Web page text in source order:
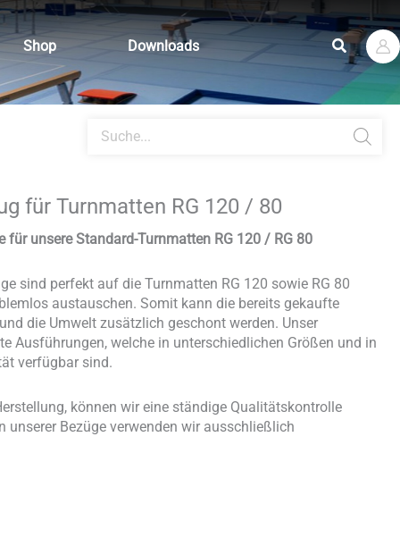
Shop Downloads Suchen
search
für Turnmatten RG 120 / 80
unsere Standard-Turnmatten RG 120 / RG 80
sind perfekt auf die Turnmatten RG 120 sowie RG 80
austauschen. Somit kann die bereits gekaufte
die Umwelt zusätzlich geschont werden. Unser
Ausführungen, welche in unterschiedlichen Größen und in
verfügbar sind.
können wir eine ständige Qualitätskontrolle
unserer Bezüge verwenden wir ausschließlich